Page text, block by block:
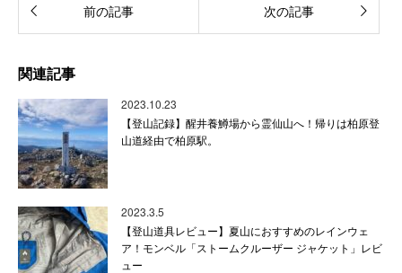
前の記事 次の記事
関連記事
2023.10.23
【登山記録】醒井養鱒場から霊仙山へ！帰りは柏原登
山道経由で柏原駅。
2023.3.5
【登山道具レビュー】夏山におすすめのレインウェ
ア！モンベル「ストームクルーザー ジャケット」レビ
ュー